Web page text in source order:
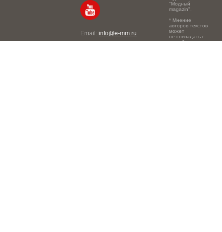
Email: info@e-mm.ru
"Модный
magazin".
* Мнение
авторов текстов
может
не совпадать с
точкой зрения